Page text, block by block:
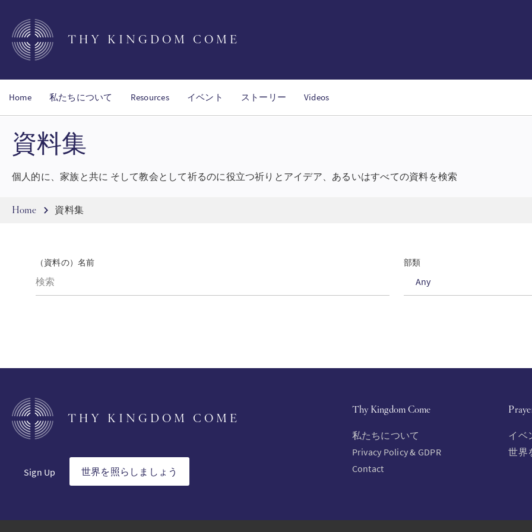
main
content
THY KINGDOM COME
Home 私たちについて Resources イベント ストーリー Videos
資料集
個人的に、家族と共に そして教会として祈るのに役立つ祈りとアイデア、あるいはすべての資料を検索
Breadcrumb
Home 資料集
（資料の）名前 部類
Any
THY KINGDOM COME
Sign Up 世界を照らしましょう
Thy Kingdom Come
私たちについて
Privacy Policy & GDPR
Contact
イベ
世界